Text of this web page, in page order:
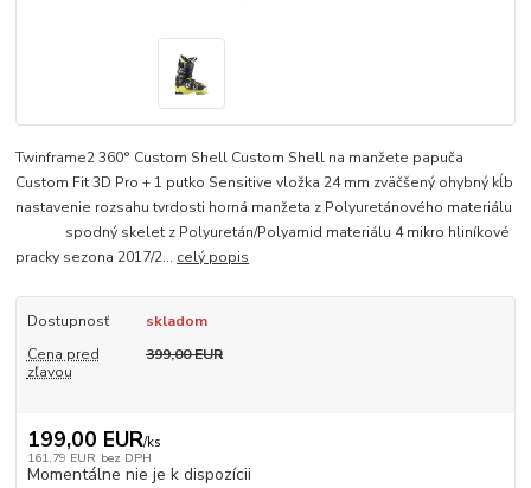
Twinframe2 360° Custom Shell Custom Shell na manžete papuča
Custom Fit 3D Pro + 1 putko Sensitive vložka 24 mm zväčšený ohybný kĺb
nastavenie rozsahu tvrdosti horná manžeta z Polyuretánového materiálu
spodný skelet z Polyuretán/Polyamid materiálu 4 mikro hliníkové
pracky sezona 2017/2... celý popis
Dostupnosť
skladom
Cena pred
zľavou
399,00 EUR
199,00 EUR/ks
161,79 EUR bez DPH
Momentálne nie je k dispozícii